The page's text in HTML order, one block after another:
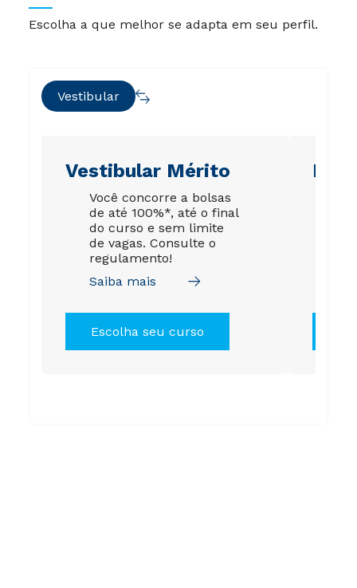
Escolha a que melhor se adapta em seu perfil.
Vestibular
Vestibular Mérito
Você concorre a bolsas
de até 100%*, até o final
do curso e sem limite
de vagas. Consulte o
regulamento!
Saiba mais
Escolha seu curso